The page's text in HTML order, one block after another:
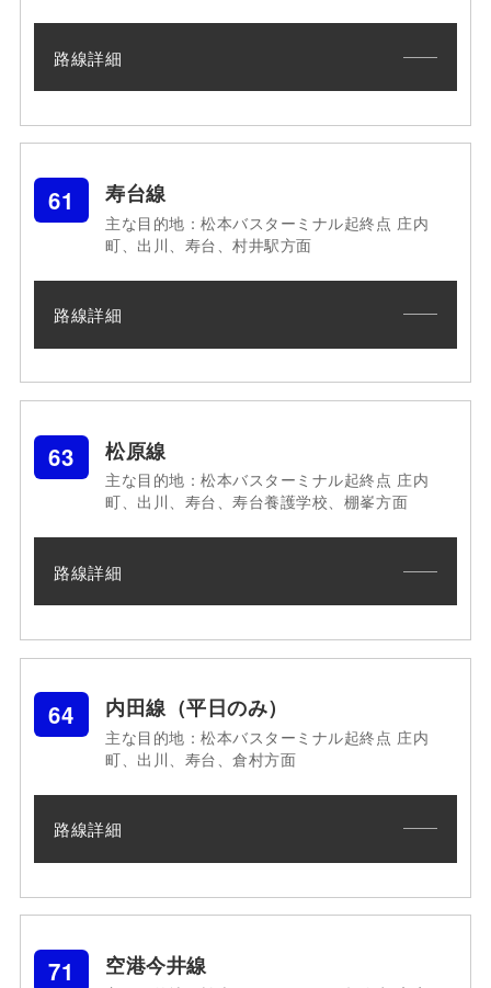
路線詳細
61 寿台線
主な目的地：松本バスターミナル起終点 庄内
町、出川、寿台、村井駅方面
路線詳細
63 松原線
主な目的地：松本バスターミナル起終点 庄内
町、出川、寿台、寿台養護学校、棚峯方面
路線詳細
64 内田線（平日のみ）
主な目的地：松本バスターミナル起終点 庄内
町、出川、寿台、倉村方面
路線詳細
71 空港今井線